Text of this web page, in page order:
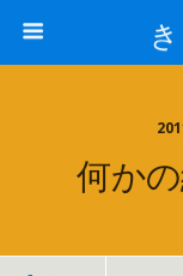
何か